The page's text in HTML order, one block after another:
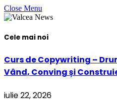
Close Menu
Cele mai noi
Curs de Copywriting –
Vând, Conving și
iulie 22, 2026